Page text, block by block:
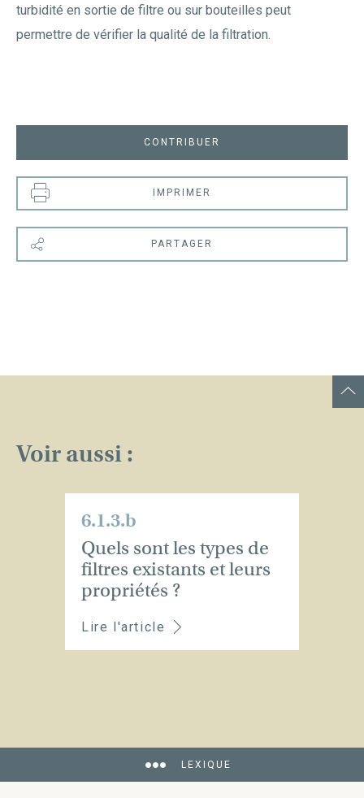
turbidité en sortie de filtre ou sur bouteilles peut
permettre de vérifier la qualité de la filtration.
CONTRIBUER
IMPRIMER
PARTAGER
Voir aussi :
6.1.3.b
Quels sont les types de
filtres existants et leurs
propriétés ?
Lire l'article
LEXIQUE